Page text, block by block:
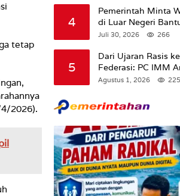
tetap
2026).
4
Pemerintah Minta
di Luar Negeri
Pengangguran
Juli 30, 2026 266
5
Dari Ujaran Rasis
Federasi: PC IMM
Klarifikasi Presiden
Putih Di Maluku.
Agustus 1, 2026 225